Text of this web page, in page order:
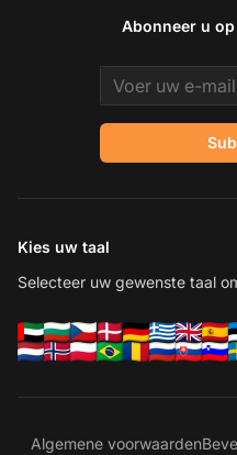
Abonneer u
Email address
Kies uw taal
Selecteer uw gewenste taal
Algemene voorwaarden